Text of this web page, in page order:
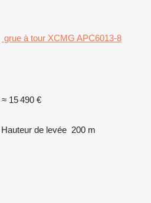
grue à tour XCMG APC6013-8
≈ 15 490 €
Hauteur de levée 200 m